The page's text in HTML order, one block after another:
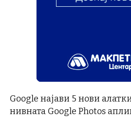
Google најави 5 нови
нивната Google Photos